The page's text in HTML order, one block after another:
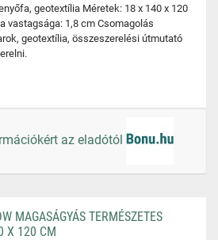
geotextília Méretek: 18 x 140 x 120
vastagsága: 1,8 cm Csomagolás
geotextília, összeszerelési útmutató
az eladótól
MAGASÁGYÁS TERMÉSZETES
X 120 CM